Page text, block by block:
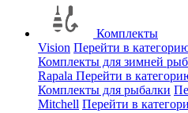
Комплекты
Vision Перейти в
Комплекты для зимней
Rapala Перейти в
Комплекты для рыбалки
Mitchell Перейти в